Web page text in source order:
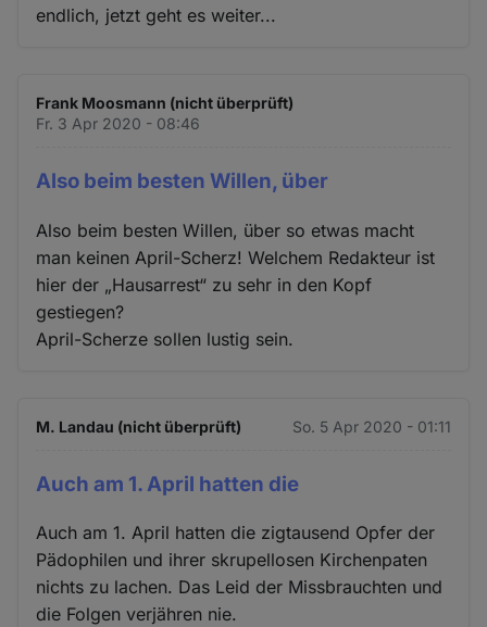
endlich, jetzt geht es weiter...
Frank Moosmann (nicht überprüft)
Fr. 3 Apr 2020 - 08:46
Also beim besten Willen, über
Also beim besten Willen, über so etwas macht
man keinen April-Scherz! Welchem Redakteur ist
hier der „Hausarrest“ zu sehr in den Kopf
gestiegen?
April-Scherze sollen lustig sein.
M. Landau (nicht überprüft) So. 5 Apr 2020 - 01:11
Auch am 1. April hatten die
Auch am 1. April hatten die zigtausend Opfer der
Pädophilen und ihrer skrupellosen Kirchenpaten
nichts zu lachen. Das Leid der Missbrauchten und
die Folgen verjähren nie.